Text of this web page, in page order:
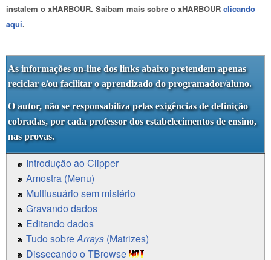
instalem o xHARBOUR. Saibam mais sobre o xHARBOUR clicando
aqui.
As informações on-line dos links abaixo pretendem apenas
reciclar e/ou facilitar o aprendizado do programador/aluno.
O autor, não se responsabiliza pelas exigências de definição
cobradas, por cada professor dos estabelecimentos de ensino,
nas provas.
Introdução ao Clipper
Amostra (Menu)
Multiusuário sem mistério
Gravando dados
Editando dados
Tudo sobreArrays (Matrizes)
Dissecando o TBrowse